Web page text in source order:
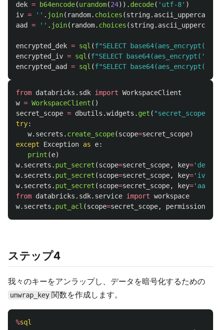
dek = b64encode(urandom(24)). decode( ' utf-8' )
iv = '' . join( random. choices (string. ascii_uppercase
aad
= '' . join( random. choices (string. ascii_uppercase
encrypted_dek = sql (f"SELECT base64(aes_encrypt(
encrypted_iv = sql (f"SELECT base64(aes_encrypt( '
encrypted_aad
= sql (f"SELECT base64(aes_encrypt(
from databricks.sdk import WorkspaceClient
w = WorkspaceClient ()
secret_scope = dbutils .widgets . get ( "secret_scope
try:
w. secrets . create_scope(scope=secret_scope)
except
Exception as e:
print (e)
w. secrets . put_secret (scope=secret_scope, key=' dek
w. secrets . put_secret (scope=secret_scope, key=' iv
w. secrets . put_secret (scope=secret_scope, key=' aad
from databricks.sdk.service import workspace
w. secrets . put_acl (scope=secret_scope, permission
ステップ4
我々のキーをアンラップし、データを暗号化するための
unwrap_key 関数を作成します。
%sql